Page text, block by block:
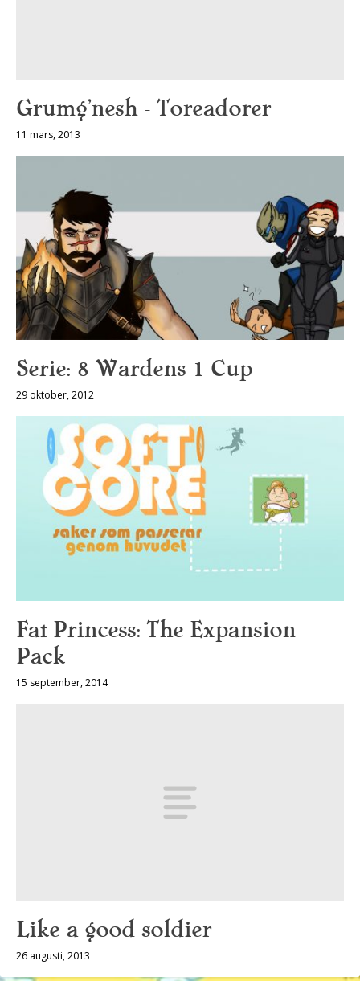
Grumg’nesh – Toreadorer
11 mars, 2013
Serie: 8 Wardens 1 Cup
29 oktober, 2012
Fat Princess: The Expansion
Pack
15 september, 2014
Like a good soldier
26 augusti, 2013